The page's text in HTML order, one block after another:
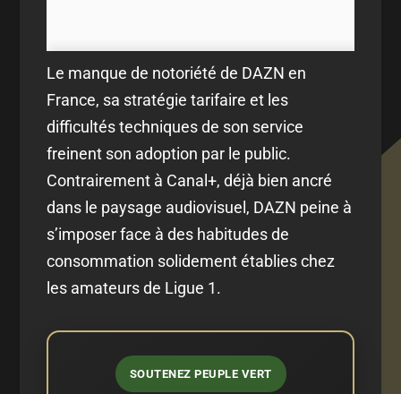
Le manque de notoriété de DAZN en
France, sa stratégie tarifaire et les
difficultés techniques de son service
freinent son adoption par le public.
Contrairement à Canal+, déjà bien ancré
dans le paysage audiovisuel, DAZN peine à
s’imposer face à des habitudes de
consommation solidement établies chez
les amateurs de Ligue 1.
SOUTENEZ PEUPLE VERT